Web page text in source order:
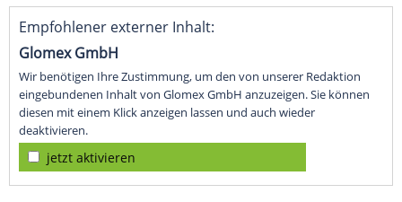
Empfohlener externer Inhalt:
Glomex GmbH
Wir benötigen Ihre Zustimmung, um den von unserer Redaktion
eingebundenen Inhalt von Glomex GmbH anzuzeigen. Sie können
diesen mit einem Klick anzeigen lassen und auch wieder
deaktivieren.
jetzt aktivieren